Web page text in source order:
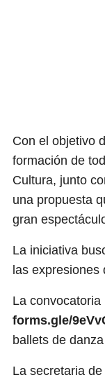
Con el objetivo
formación de
Cultura, junto
una propuesta
gran
La iniciativa
las expresiones
La
forms.gle/
ballets de
La secretaria